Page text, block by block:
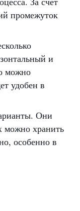
промежуток
и
можно
удобен в
Они
можно хранить
особенно в